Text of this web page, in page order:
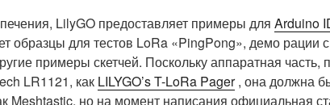
LilyGO предоставляет примеры для Arduino
образцы для тестов LoRa «PingPong», демо рации
примеры скетчей. Поскольку аппаратная часть,
LR1121, как LILYGO’s T-LoRa Pager, она должна
Meshtastic, но на момент написания официальная